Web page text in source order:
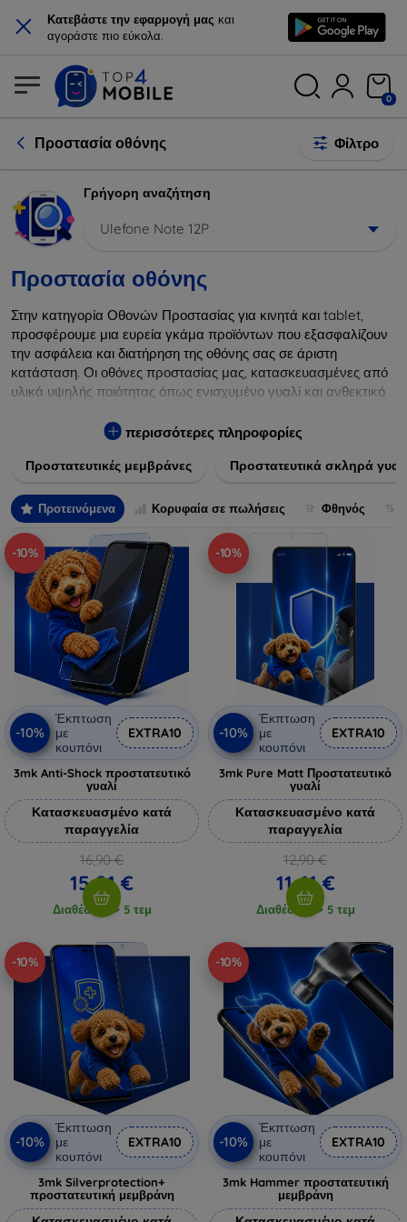
× Κατεβάστε την εφαρμογή μας και
αγοράστε πιο εύκολα.
0
Προστασία οθόνης Φίλτρο
Γρήγορη αναζήτηση
Ulefone Note 12P
Προστασία οθόνης
Στην κατηγορία Οθονών Προστασίας για κινητά και tablet,
προσφέρουμε μια ευρεία γκάμα προϊόντων που εξασφαλίζουν
την ασφάλεια και διατήρηση της οθόνης σας σε άριστη
κατάσταση. Οι οθόνες προστασίας μας, κατασκευασμένες από
υλικά υψηλής ποιότητας όπως ενισχυμένο γυαλί και ανθεκτικό
και πτώσεις. Επιπλέον, είναι εύκολες στην εφαρμογή και δεν
φωτεινότητα της οθόνης σας. Επιλέξτε από τις τελευταίες
των προτύπων συσκευών, προσφέροντας παράλληλα
απαράμιλλη εμπειρία χρήστη.
περισσότερες πληροφορίες
Προστατευτικές μεμβράνες Προστατευτικά σκληρά
Προτεινόμενα Κορυφαία σε πωλήσεις Φθηνός
-10%
-10%
Έκπτωση
με
κουπόνι
EXTRA10
3mk Anti-Shock προστατευτικό
γυαλί
Κατασκευασμένο κατά
παραγγελία
16,90 €
15,21 €
Διαθέσιμο > 5 τεμ
-10%
-10%
Έκπτωση
με
κουπόνι
EXTRA10
3mk Pure Matt Προστατευτικό
γυαλί
Κατασκευασμένο κατά
παραγγελία
12,90 €
11,61 €
Διαθέσιμο > 5 τεμ
-10%
-10%
Έκπτωση
με
κουπόνι
EXTRA10
3mk Silverprotection+
προστατευτική μεμβράνη
-10%
-10%
Έκπτωση
με
κουπόνι
EXTRA10
3mk Hammer προστατευτική
μεμβράνη